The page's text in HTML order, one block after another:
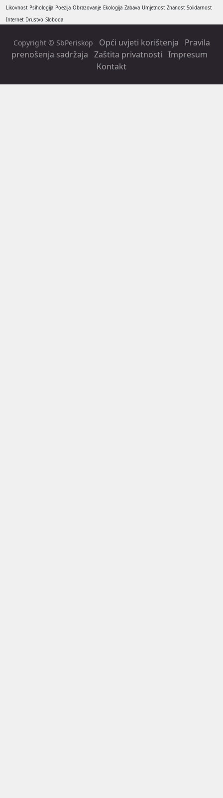
Likovnost Psihologija Poezija Obrazovanje Ekologija Zabava Umjetnost Znanost Solidarnost
Internet Drustvo Sloboda
Copyright © SbPeriskop Opći uvjeti korištenja
Pravila
prenošenja sadržaja Zaštita privatnosti Impresum
Kontakt